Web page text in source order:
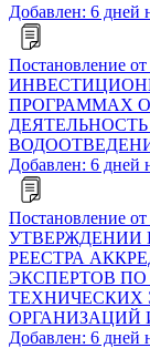
Добавлен: 6 дней
Постановление
ПРОГРАММАХ
Добавлен: 6 дней
Постановление
УТВЕРЖДЕНИИ
РЕЕСТРА
ЭКСПЕРТОВ ПО
ТЕХНИЧЕСКИХ
ОРГАНИЗАЦИЙ
Добавлен: 6 дней